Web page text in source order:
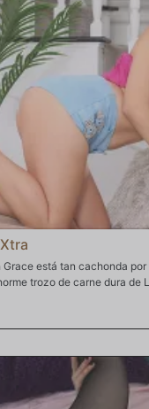
cohetes de polla
la puta de polla que
su esfínter y las paredes
Pronto, esos miembros
humeante. Es hora
aquí en Dogfart Records.
está tan cachonda
trozo de carne dura de